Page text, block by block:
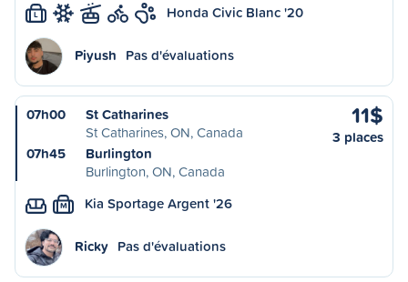
L Honda Civic Blanc '20
Piyush Pas d'évaluations
07h00
St Catharines
St Catharines, ON, Canada
07h45
Burlington
Burlington, ON, Canada
11$
3 places
M Kia Sportage Argent '26
Ricky Pas d'évaluations